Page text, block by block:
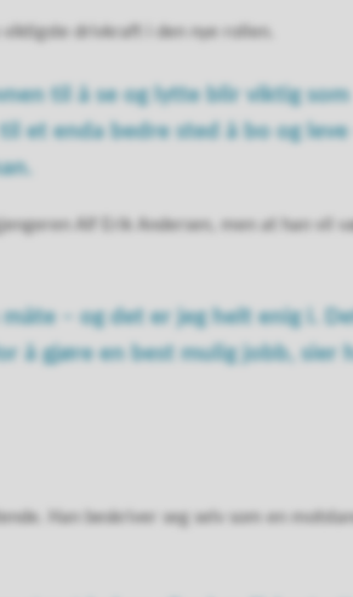
drivkraft i den nye rollen.
til å se og lytte blir viktig som
et enda bedre sted å bo og leve
Alf Erik Andersen, men at han vil
– og det er jeg helt enig i.
å gjøre en best mulig jobb, sier
Han beskriver seg selv som en